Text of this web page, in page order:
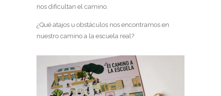
nos dificultan el camino.
¿Qué atajos u obstáculos nos encontramos en
nuestro camino a la escuela real?